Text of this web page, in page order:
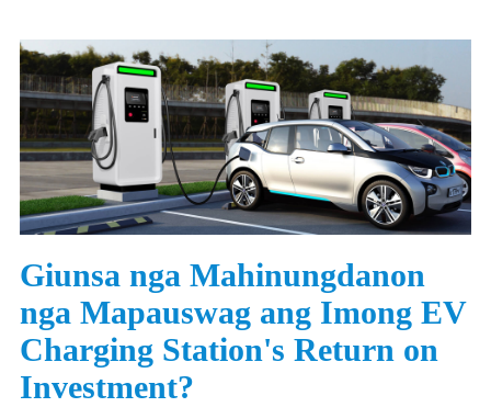
Giunsa nga Mahinungdanon
nga Mapauswag ang Imong EV
Charging Station's Return on
Investment?